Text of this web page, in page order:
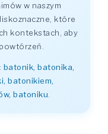
w naszym
które
kontekstach, aby
batonik, batonika,
batonikiem,
batoniku